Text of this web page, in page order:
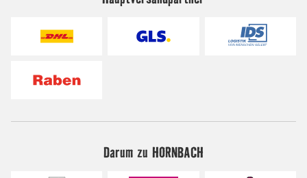
Darum zu HORNBACH